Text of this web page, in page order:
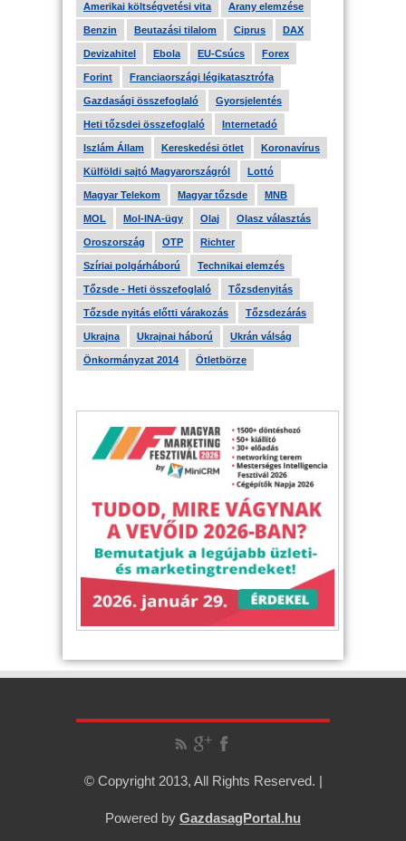
Amerikai költségvetési vita Arany elemzése
Benzin Beutazási tilalom Ciprus DAX
Devizahitel Ebola EU-Csúcs Forex
Forint Franciaországi légikatasztrófa
Gazdasági összefoglaló Gyorsjelentés
Heti tőzsdei összefoglaló Internetadó
Iszlám Állam Kereskedési ötlet Koronavírus
Külföldi sajtó Magyarországról Lottó
Magyar Telekom Magyar tőzsde MNB
MOL Mol-INA-ügy Olaj Olasz választás
Oroszország OTP Richter
Szíriai polgárháború Technikai elemzés
Tőzsde - Heti összefoglaló Tőzsdenyitás
Tőzsde nyitás előtti várakozás Tőzsdezárás
Ukrajna Ukrajnai háború Ukrán válság
Önkormányzat 2014 Ötletbörze
© Copyright 2013, All Rights Reserved. |
Powered by GazdasagPortal.hu